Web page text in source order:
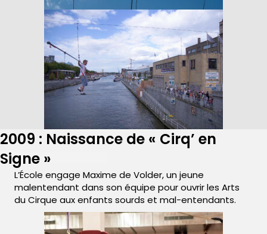
2009 : Naissance de « Cirq’ en
Signe »
L’École engage Maxime de Volder, un jeune
malentendant dans son équipe pour ouvrir les Arts
du Cirque aux enfants sourds et mal-entendants.